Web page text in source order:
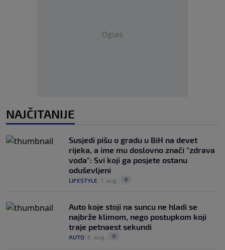
Oglas
NAJČITANIJE
Susjedi pišu o gradu u BiH na devet
rijeka, a ime mu doslovno znači "zdrava
voda": Svi koji ga posjete ostanu
oduševljeni
LIFESTYLE 7. aug. 0
Auto koje stoji na suncu ne hladi se
najbrže klimom, nego postupkom koji
traje petnaest sekundi
AUTO 6. aug. 0